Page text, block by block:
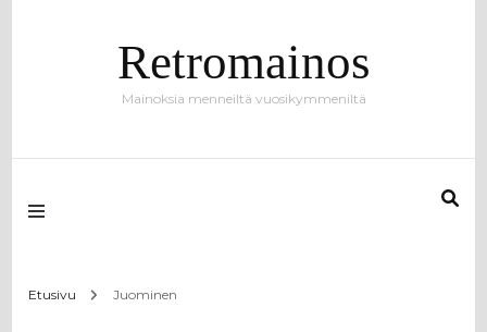
Retromainos
Mainoksia menneiltä vuosikymmeniltä
Etusivu Juominen